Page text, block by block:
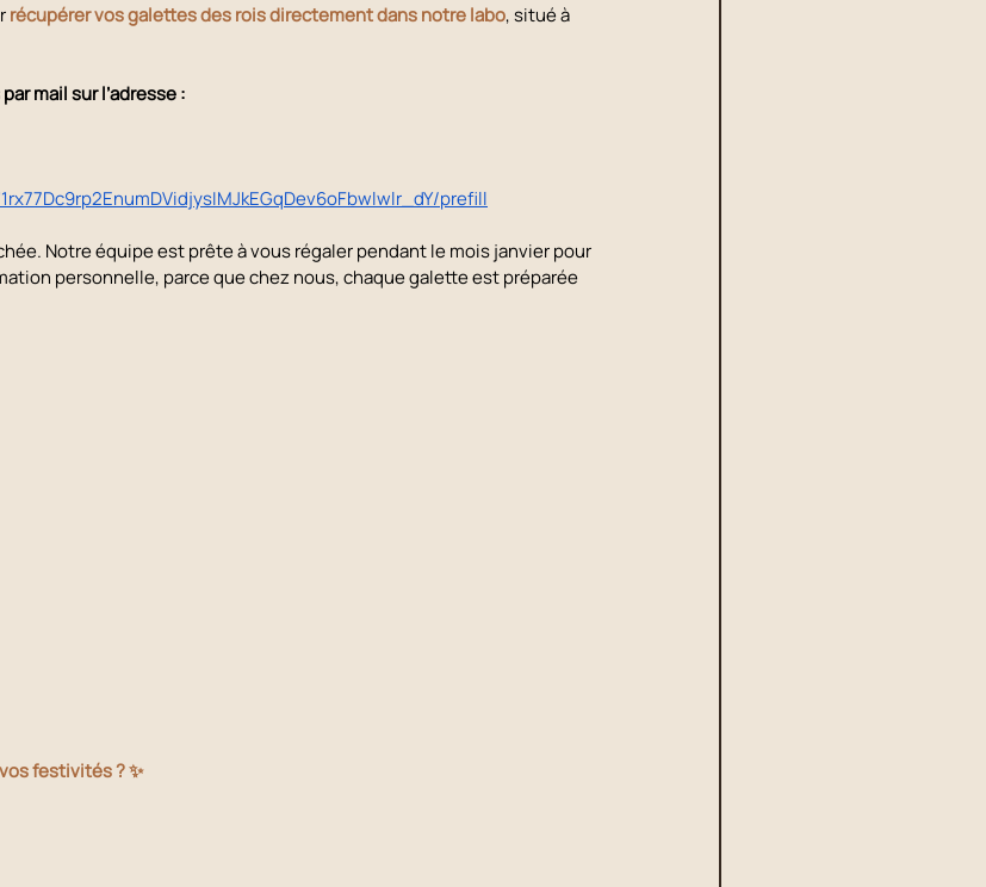
récupérer vos galettes des rois directement dans notre labo, situé à
mail sur l’adresse :
prefill
Notre équipe est prête à vous régaler pendant le mois janvier pour
personnelle, parce que chez nous, chaque galette est préparée
festivités ? ✨